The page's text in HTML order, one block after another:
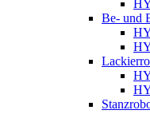
Be- und